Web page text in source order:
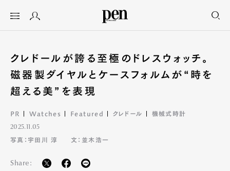
クレドールが誇る至極のドレスウォッチ。
磁器製ダイヤルとケースフォルムが“時を
超える美”を表現
PR Watches Featured クレドール 機械式時計
2025.11.05
写真：宇田川 淳
文：並木浩一
Share: